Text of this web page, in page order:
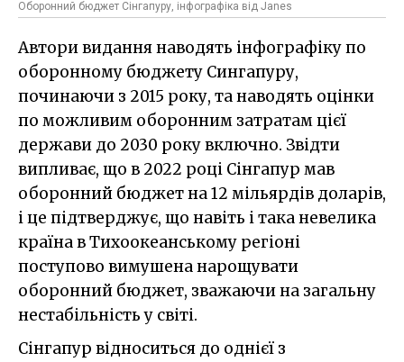
Оборонний бюджет Сінгапуру, інфографіка від Janes
Автори видання наводять інфографіку по
оборонному бюджету Сингапуру,
починаючи з 2015 року, та наводять оцінки
по можливим оборонним затратам цієї
держави до 2030 року включно. Звідти
випливає, що в 2022 році Сінгапур мав
оборонний бюджет на 12 мільярдів доларів,
і це підтверджує, що навіть і така невелика
країна в Тихоокеанському регіоні
поступово вимушена нарощувати
оборонний бюджет, зважаючи на загальну
нестабільність у світі.
Сінгапур відноситься до однієї з